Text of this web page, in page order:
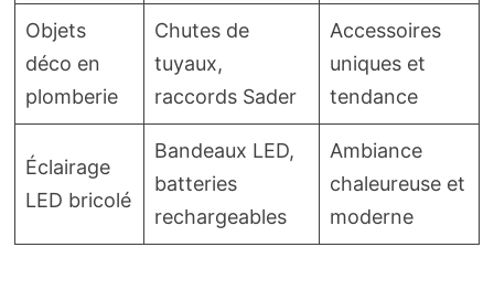
Objets
déco en
plomberie
Chutes de
tuyaux,
raccords Sader
Accessoires
uniques et
tendance
Éclairage
LED bricolé
Bandeaux LED,
batteries
rechargeables
Ambiance
chaleureuse et
moderne